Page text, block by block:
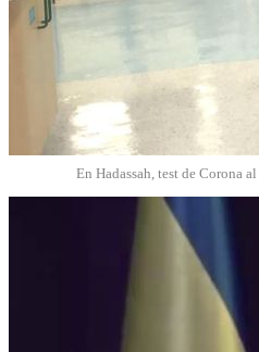
En Hadassah, test de Corona